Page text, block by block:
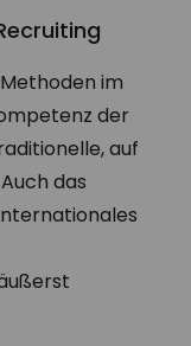
im
der
auf
das